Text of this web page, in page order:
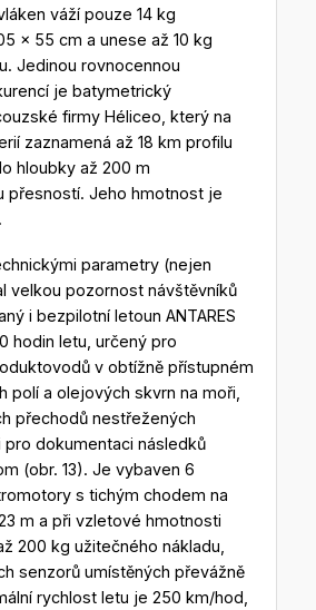
váží pouze 14 kg
x 55 cm a unese až 10 kg
Jedinou rovnocennou
je batymetrický
firmy Héliceo, který na
zaznamená až 18 km profilu
hloubky až 200 m
přesností. Jeho hmotnost je
parametry (nejen
velkou pozornost návštěvníků
i bezpilotní letoun ANTARES
hodin letu, určený pro
v obtížně přístupném
polí a olejových skvrn na moři,
přechodů nestřežených
pro dokumentaci následků
(obr. 13). Je vybaven 6
s tichým chodem na
m a při vzletové hmotnosti
200 kg užitečného nákladu,
senzorů umístěných převážně
rychlost letu je 250 km/hod,